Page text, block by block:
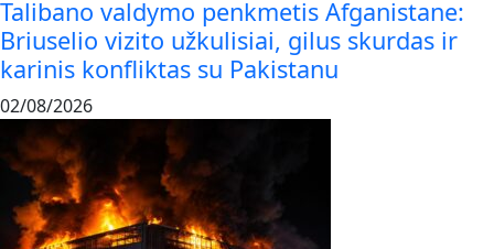
Talibano valdymo penkmetis Afganistane:
Briuselio vizito užkulisiai, gilus skurdas ir
karinis konfliktas su Pakistanu
02/08/2026